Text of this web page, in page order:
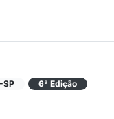
SP 6ª Edição